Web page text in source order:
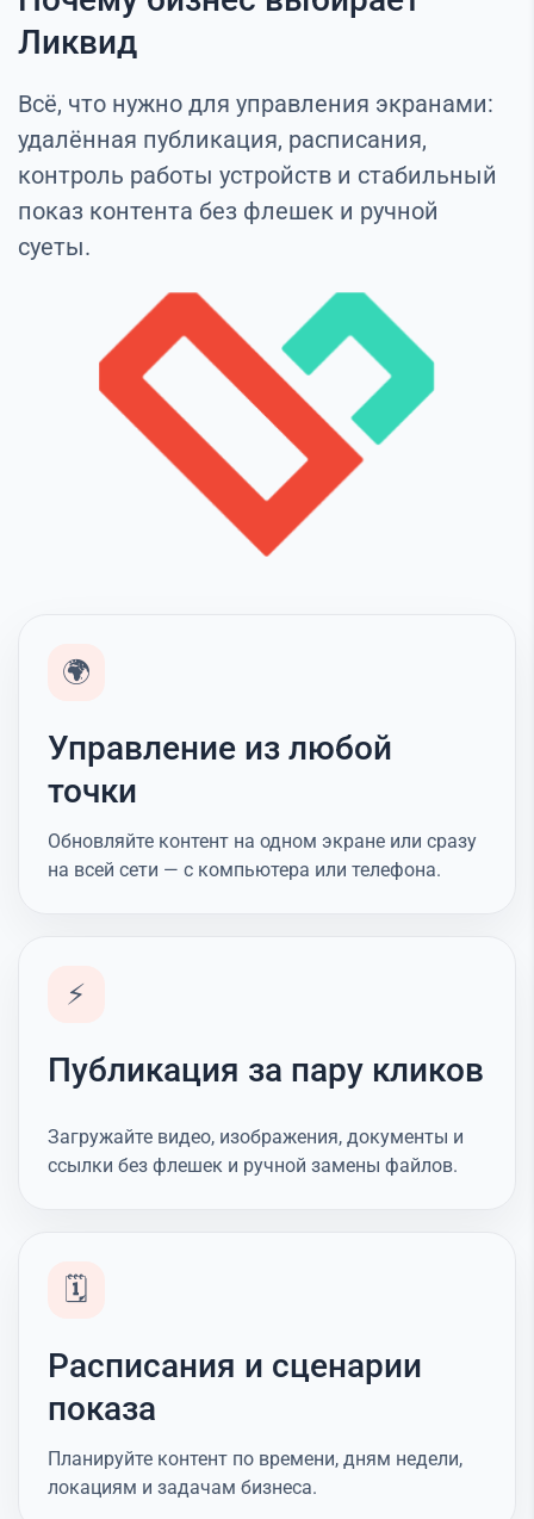
Ликвид
Всё, что нужно для управления экранами:
удалённая публикация, расписания,
контроль работы устройств и стабильный
показ контента без флешек и ручной
суеты.
🌍
Управление из любой
точки
Обновляйте контент на одном экране или сразу
на всей сети — с компьютера или телефона.
⚡
Публикация за пару кликов
Загружайте видео, изображения, документы и
ссылки без флешек и ручной замены файлов.
🗓️
Расписания и сценарии
показа
Планируйте контент по времени, дням недели,
локациям и задачам бизнеса.